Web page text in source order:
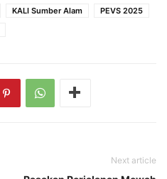
KALI Sumber Alam
PEVS 2025
Next article